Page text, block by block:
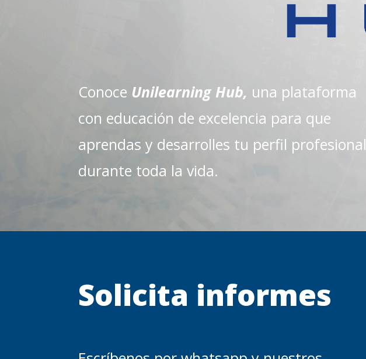
Conoce Unilearning Hub, una plataforma
con educación de excelencia para que
aprendas y desarrolles tu perfil profesional
durante toda la vida.
Solicita informes